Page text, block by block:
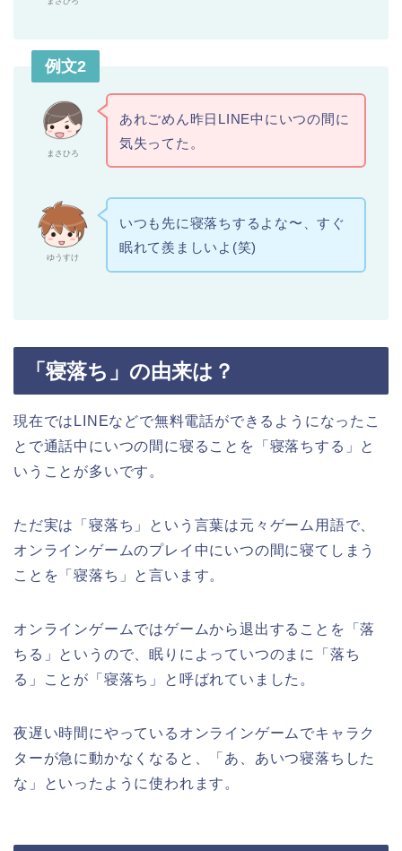
例文2
まさひろ
あれごめん昨日LINE中にいつの間に
気失ってた。
ゆうすけ
いつも先に寝落ちするよな〜、すぐ
眠れて羨ましいよ(笑)
「寝落ち」の由来は？
現在ではLINEなどで無料電話ができるようになったこ
とで通話中にいつの間に寝ることを「寝落ちする」と
いうことが多いです。
ただ実は「寝落ち」という言葉は元々ゲーム用語で、
オンラインゲームのプレイ中にいつの間に寝てしまう
ことを「寝落ち」と言います。
オンラインゲームではゲームから退出することを「落
ちる」というので、眠りによっていつのまに「落ち
る」ことが「寝落ち」と呼ばれていました。
夜遅い時間にやっているオンラインゲームでキャラク
ターが急に動かなくなると、「あ、あいつ寝落ちした
な」といったように使われます。